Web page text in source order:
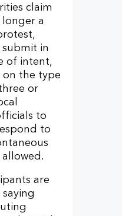
claim
longer a
in
of intent,
the type
or
to
to
are